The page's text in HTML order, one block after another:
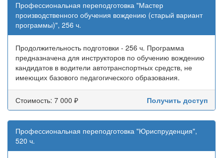
Профессиональная переподготовка "Мастер
производственного обучения вождению (старый вариант
программы)", 256 ч.
Продолжительность подготовки - 256 ч. Программа
предназначена для инструкторов по обучению вождению
кандидатов в водители автотранспортных средств, не
имеющих базового педагогического образования.
Стоимость: 7 000 ₽ Получить доступ
Профессиональная переподготовка "Юриспруденция",
520 ч.